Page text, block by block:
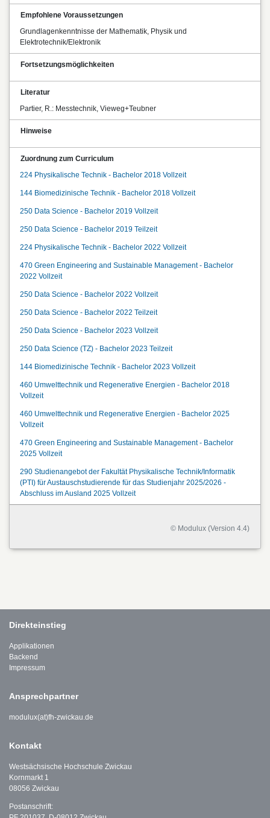
Empfohlene Voraussetzungen
Grundlagenkenntnisse der Mathematik, Physik und
Elektrotechnik/Elektronik
Fortsetzungsmöglichkeiten
Literatur
Partier, R.: Messtechnik, Vieweg+Teubner
Hinweise
Zuordnung zum Curriculum
224 Physikalische Technik - Bachelor 2018 Vollzeit
144 Biomedizinische Technik - Bachelor 2018 Vollzeit
250 Data Science - Bachelor 2019 Vollzeit
250 Data Science - Bachelor 2019 Teilzeit
224 Physikalische Technik - Bachelor 2022 Vollzeit
470 Green Engineering and Sustainable Management - Bachelor
2022 Vollzeit
250 Data Science - Bachelor 2022 Vollzeit
250 Data Science - Bachelor 2022 Teilzeit
250 Data Science - Bachelor 2023 Vollzeit
250 Data Science (TZ) - Bachelor 2023 Teilzeit
144 Biomedizinische Technik - Bachelor 2023 Vollzeit
460 Umwelttechnik und Regenerative Energien - Bachelor 2018
Vollzeit
460 Umwelttechnik und Regenerative Energien - Bachelor 2025
Vollzeit
470 Green Engineering and Sustainable Management - Bachelor
2025 Vollzeit
290 Studienangebot der Fakultät Physikalische Technik/Informatik
(PTI) für Austauschstudierende für das Studienjahr 2025/2026 -
Abschluss im Ausland 2025 Vollzeit
© Modulux (Version 4.4)
Direkteinstieg
Applikationen
Backend
Impressum
Ansprechpartner
modulux(at)fh-zwickau.de
Kontakt
Westsächsische Hochschule Zwickau
Kornmarkt 1
08056 Zwickau
Postanschrift: